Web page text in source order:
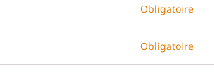
Obligatoire
Obligatoire